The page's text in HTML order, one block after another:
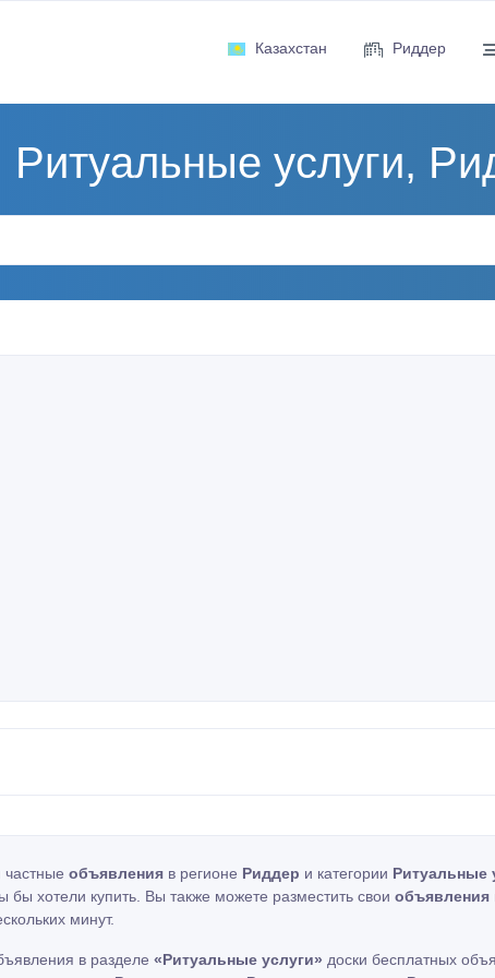
Казахстан Риддер
Ритуальные услуги,
частные объявления в регионе Риддер и категории Ритуальные
бы хотели купить. Вы также можете разместить свои объявления
минут.
в разделе «Ритуальные услуги» доски бесплатных